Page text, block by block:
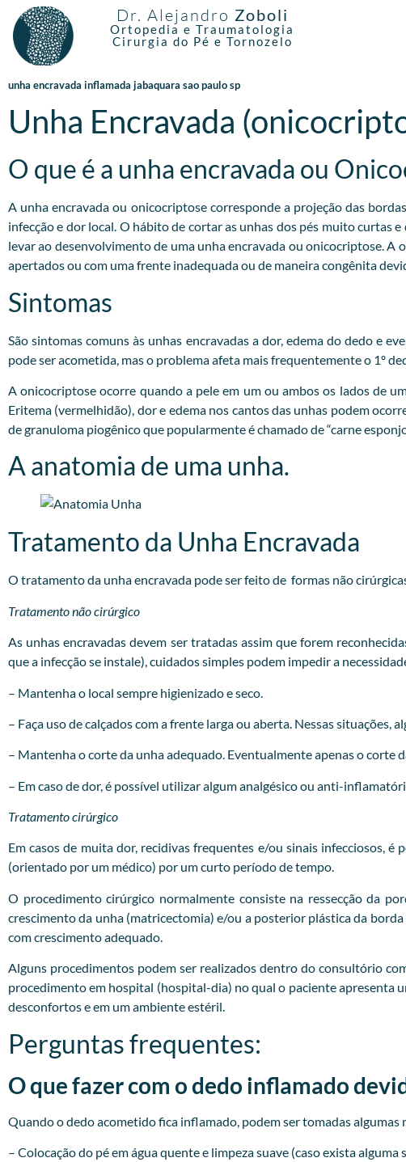
Dr. Alejandro Zoboli
Ortopedia e Traumatologia
Cirurgia do Pé e Tornozelo
unha encravada inflamada jabaquara sao paulo sp
Unha Encravada
O que é a unha encravada ou
A unha encravada ou onicocriptose corresponde a projeção das
infecção e dor local. O hábito de cortar as unhas dos pés muito curtas
levar ao desenvolvimento de uma unha encravada ou onicocriptose.
apertados ou com uma frente inadequada ou de maneira congênita
Sintomas
São sintomas comuns às unhas encravadas a dor, edema do dedo e
pode ser acometida, mas o problema afeta mais frequentemente o 1º
A onicocriptose ocorre quando a pele em um ou ambos os lados de
Eritema (vermelhidão), dor e edema nos cantos das unhas podem
de granuloma piogênico que popularmente é chamado de “carne
A anatomia de uma unha.
Tratamento da Unha Encravada
O tratamento da unha encravada pode ser feito de formas não
Tratamento não cirúrgico
As unhas encravadas devem ser tratadas assim que forem
que a infecção se instale), cuidados simples podem impedir a
– Mantenha o local sempre higienizado e seco.
– Faça uso de calçados com a frente larga ou aberta. Nessas situações,
– Mantenha o corte da unha adequado. Eventualmente apenas o corte
– Em caso de dor, é possível utilizar algum analgésico ou anti-
Tratamento cirúrgico
Em casos de muita dor, recidivas frequentes e/ou sinais infecciosos,
(orientado por um médico) por um curto período de tempo.
O procedimento cirúrgico normalmente consiste na ressecção da
crescimento da unha (matricectomia) e/ou a posterior plástica da
com crescimento adequado.
Alguns procedimentos podem ser realizados dentro do consultório
procedimento em hospital (hospital-dia) no qual o paciente apresenta
desconfortos e em um ambiente estéril.
Perguntas frequentes:
O que fazer com o dedo inflamado
Quando o dedo acometido fica inflamado, podem ser tomadas algumas
– Colocação do pé em água quente e limpeza suave (caso exista